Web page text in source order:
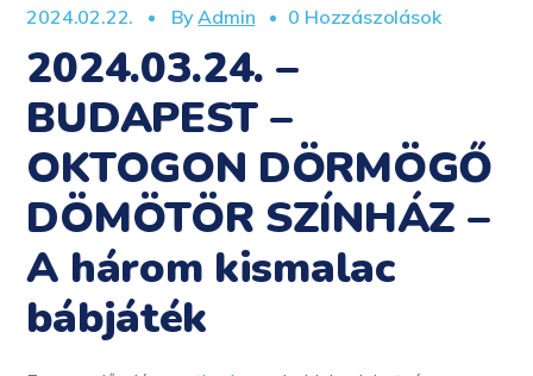
2024.02.22. ByAdmin 0 Hozzászolások
2024.03.24. –
BUDAPEST –
OKTOGON DÖRMÖGŐ
DÖMÖTÖR SZÍNHÁZ –
A három kismalac
bábjáték